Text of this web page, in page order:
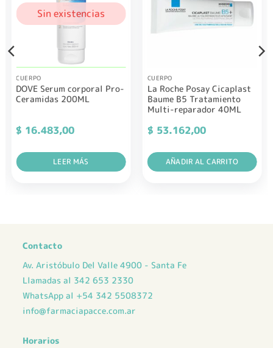
Sin existencias
CUERPO
DOVE Serum corporal Pro-
Ceramidas 200ML
$ 16.483,00
LEER MÁS
CUERPO
La Roche Posay Cicaplast
Baume B5 Tratamiento
Multi-reparador 40ML
$ 53.162,00
AÑADIR AL CARRITO
Contacto
Av. Aristóbulo Del Valle 4900 - Santa Fe
Llamadas al 342 653 2330
WhatsApp al +54 342 5508372
info@farmaciapacce.com.ar
Horarios